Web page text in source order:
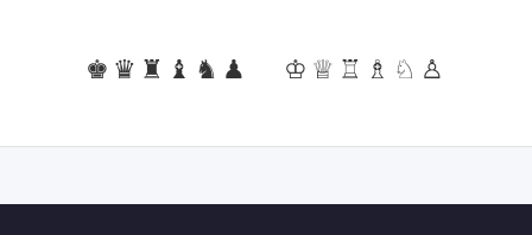
♚♛♜♝♞♟ ♔♕♖♗♘♙